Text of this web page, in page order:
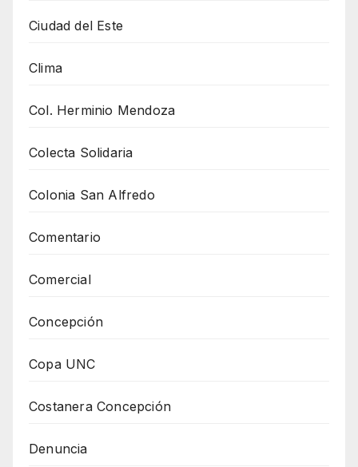
Ciudad del Este
Clima
Col. Herminio Mendoza
Colecta Solidaria
Colonia San Alfredo
Comentario
Comercial
Concepción
Copa UNC
Costanera Concepción
Denuncia